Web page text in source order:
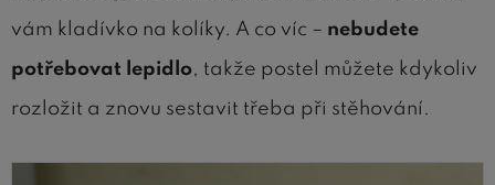
vám kladívko na kolíky. A co víc – nebudete
potřebovat lepidlo, takže postel můžete kdykoliv
rozložit a znovu sestavit třeba při stěhování.